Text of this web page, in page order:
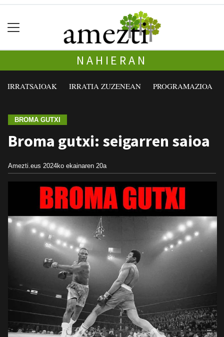
NAHIERAN
IRRATSAIOAK IRRATIA ZUZENEAN PROGRAMAZIOA
BROMA GUTXI
Broma gutxi: seigarren saioa
Amezti.eus 2024ko ekainaren 20a